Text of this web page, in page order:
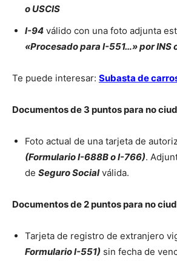
o USCIS
I-94 válido con una foto adjunta
«Procesado para I-551…» por INS
Te puede interesar: Subasta de
Documentos de 3 puntos para no
Foto actual de una tarjeta de
(Formulario I-688B o I-766).
de Seguro Socialválida.
Documentos de 2 puntos para no
Tarjeta de registro de extranjero
Formulario I-551) sin fecha de